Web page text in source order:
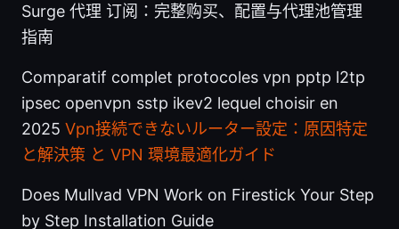
Surge 代理 订阅：完整购买、配置与代理池管理
指南
Comparatif complet protocoles vpn pptp l2tp
ipsec openvpn sstp ikev2 lequel choisir en
2025 Vpn接続できないルーター設定：原因特定
と解決策 と VPN 環境最適化ガイド
Does Mullvad VPN Work on Firestick Your Step
by Step Installation Guide